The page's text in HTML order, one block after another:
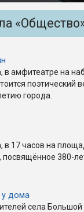
в амфитеатре на
поэтический
города.
в 17 часов на
посвящённое 380-
у дома
села Большой